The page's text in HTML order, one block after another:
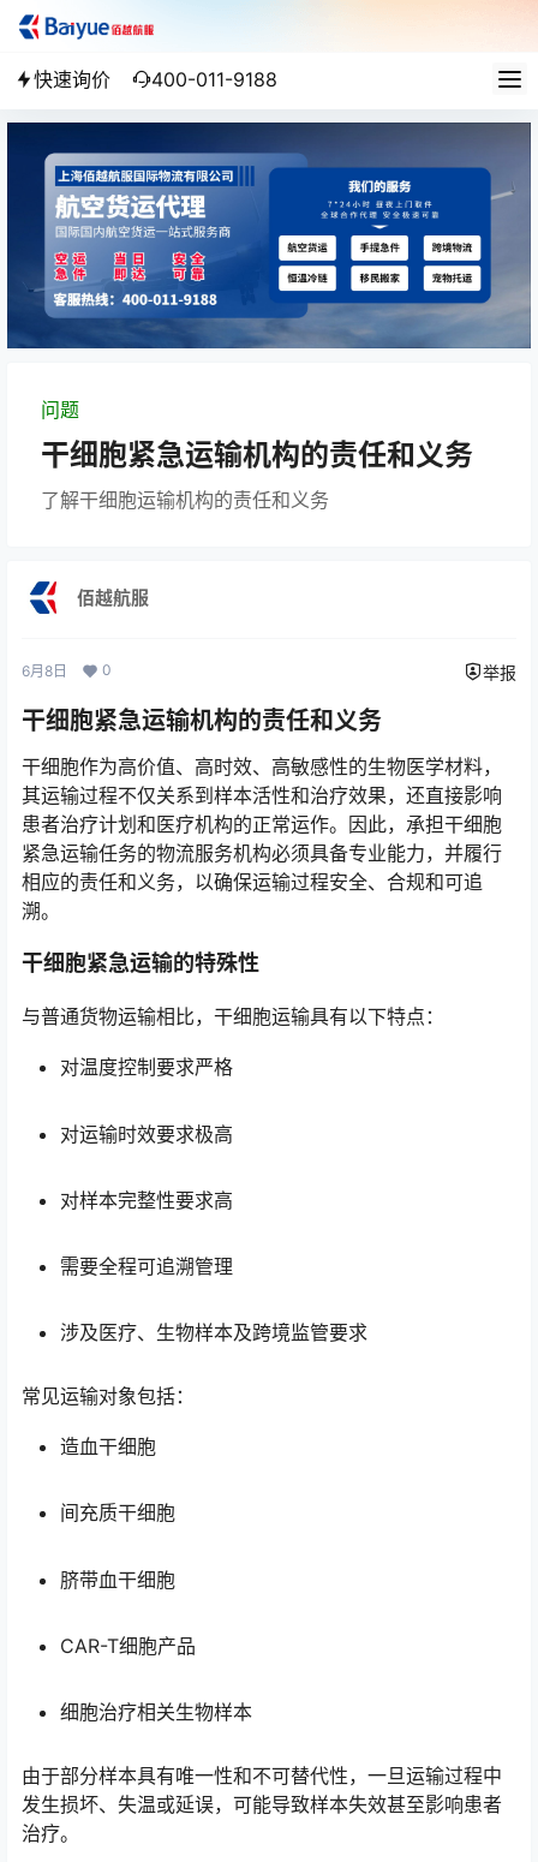
快速询价 400-011-9188
问题
干细胞紧急运输机构的责任和义务
了解干细胞运输机构的责任和义务
佰越航服
6月8日 0 举报
干细胞紧急运输机构的责任和义务
干细胞作为高价值、高时效、高敏感性的生物医学材料，
其运输过程不仅关系到样本活性和治疗效果，还直接影响
患者治疗计划和医疗机构的正常运作。因此，承担干细胞
紧急运输任务的物流服务机构必须具备专业能力，并履行
相应的责任和义务，以确保运输过程安全、合规和可追
溯。
干细胞紧急运输的特殊性
与普通货物运输相比，干细胞运输具有以下特点：
对温度控制要求严格
对运输时效要求极高
对样本完整性要求高
需要全程可追溯管理
涉及医疗、生物样本及跨境监管要求
常见运输对象包括：
造血干细胞
间充质干细胞
脐带血干细胞
CAR-T细胞产品
细胞治疗相关生物样本
由于部分样本具有唯一性和不可替代性，一旦运输过程中
发生损坏、失温或延误，可能导致样本失效甚至影响患者
治疗。